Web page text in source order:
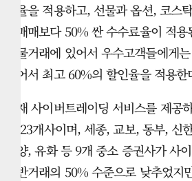
료율을 적용하고, 선물과 옵션, 코스
반매매보다 50% 싼 수수료율이 적
선물거래에 있어서 우수고객들에게
주어서 최고 60%의 할인율을 적용한
현재 사이버트레이딩 서비스를 제공
두 23개사이며, 세종, 교보, 동부, 신
한양, 유화 등 9개 중소 증권사가 사
일반거래의 50% 수준으로 낮추었